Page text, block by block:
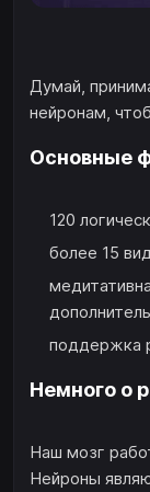
Думай,
нейронам,
Основные
120
более 15
поддержка
Немного о
Наш мозг
Нейроны